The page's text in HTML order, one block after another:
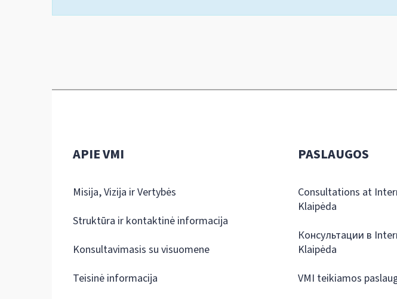
APIE VMI
Misija, Vizija ir Vertybės
Struktūra ir kontaktinė informacija
Konsultavimasis su visuomene
Teisinė informacija
PASLAUGOS
Consultations at
Klaipėda
Консультации в
Klaipėda
VMI teikiamos